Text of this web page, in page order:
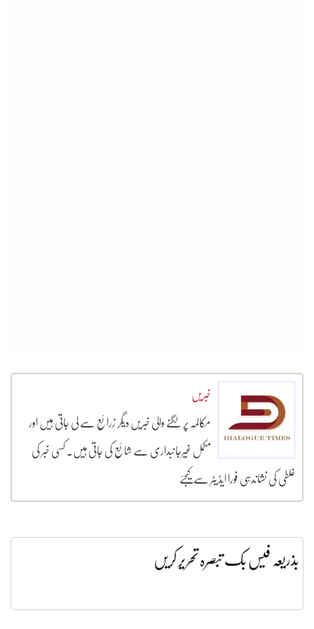
خبریں
مکالمہ پر لگنے والی خبریں دیگر زرائع سے لی جاتی ہیں اور
مکمل غیرجانبداری سے شائع کی جاتی ہیں۔ کسی خبر کی
غلطی کی نشاندہی فورا ایڈیٹر سے کیجئے
بذریعہ فیس بک تبصرہ تحریر کریں